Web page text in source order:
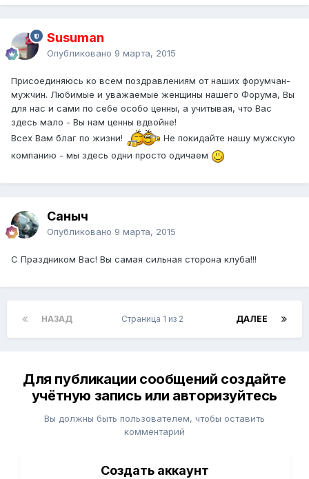
Susuman
Опубликовано 9 марта, 2015
Присоединяюсь ко всем поздравлениям от наших форумчан-
мужчин. Любимые и уважаемые женщины нашего Форума, Вы
для нас и сами по себе особо ценны, а учитывая, что Вас
здесь мало - Вы нам ценны вдвойне!
Всех Вам благ по жизни!
Не покидайте нашу мужскую
компанию - мы здесь одни просто одичаем
Саныч
Опубликовано 9 марта, 2015
С Праздником Вас! Вы самая сильная сторона клуба!!!
НАЗАД ДАЛЕЕ
Страница 1 из 2
Для публикации сообщений создайте
учётную запись или авторизуйтесь
Вы должны быть пользователем, чтобы оставить
комментарий
Создать аккаунт